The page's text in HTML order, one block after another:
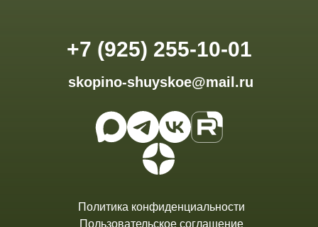
+7 (925) 255-10-01
skopino-shuyskoe@mail.ru
Политика конфиденциальности
Пользовательское соглашение